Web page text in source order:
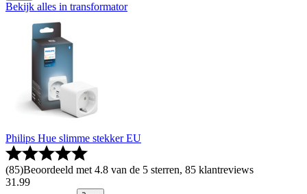
Bekijk alles in transformator
Philips Hue slimme stekker EU
(85)Beoordeeld met 4.8 van de 5 sterren, 85 klantreviews
31 .99